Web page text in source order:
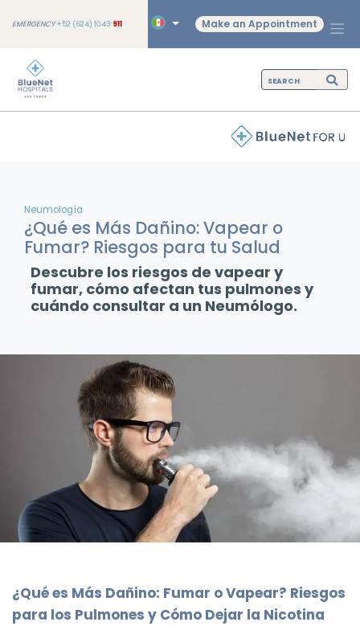
EMERGENCY+52 (624) 1043 911 Make an Appointment
Neumología
¿Qué es Más Dañino: Vapear o
Fumar? Riesgos para tu Salud
Descubre los riesgos de vapear y
fumar, cómo afectan tus pulmones y
cuándo consultar a un Neumólogo.
¿Qué es Más Dañino: Fumar o Vapear? Riesgos
para los Pulmones y Cómo Dejar la Nicotina